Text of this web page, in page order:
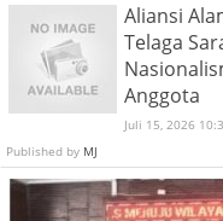
Aliansi
Telaga
Anggota
Juli 15, 2026
Published by MJ